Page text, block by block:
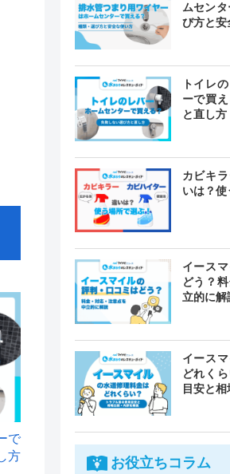
で
方
ムセン
び方と安
トイレ
ーで買
と直し方
カビキ
いは？使
イース
どう？
立的に解
イース
どれく
目安と
お役立ちコラム